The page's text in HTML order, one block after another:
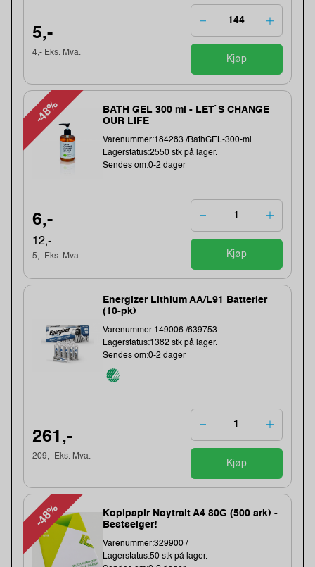
5,-
4,- Eks. Mva.
Kjøp
-48%
BATH GEL 300 ml - LET`S CHANGE
OUR LIFE
Varenummer:184283 /BathGEL-300-ml
Lagerstatus:2550 stk på lager.
Sendes om:0-2 dager
6,-
12,-
5,- Eks. Mva. Kjøp
Energizer Lithium AA/L91 Batterier
(10-pk)
Varenummer:149006 /639753
Lagerstatus:1382 stk på lager.
Sendes om:0-2 dager
261,-
209,- Eks. Mva.
Kjøp
-48%
Kopipapir Nøytralt A4 80G (500 ark) -
Bestselger!
Varenummer:329900 /
Lagerstatus:50 stk på lager.